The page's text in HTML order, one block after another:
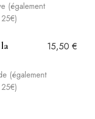
(également
15,50 €
(également